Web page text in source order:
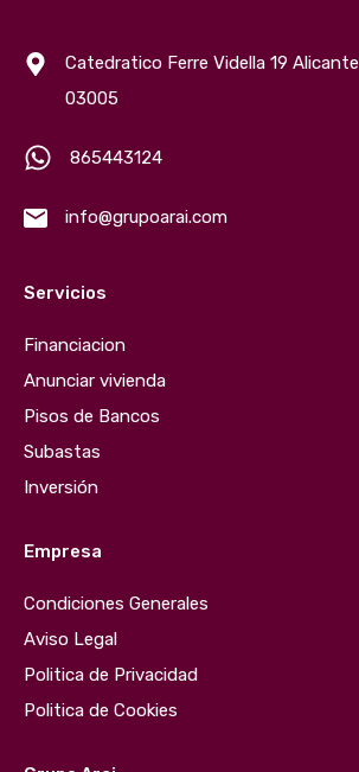
Catedratico Ferre Vidella 19 Alicante
03005
865443124
info@grupoarai.com
Servicios
Financiacion
Anunciar vivienda
Pisos de Bancos
Subastas
Inversión
Empresa
Condiciones Generales
Aviso Legal
Politica de Privacidad
Politica de Cookies